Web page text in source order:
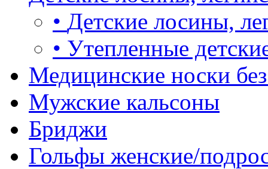
• Детские лосины,
• Утепленные
Медицинские носки
Мужские кальсоны
Бриджи
Гольфы женские/